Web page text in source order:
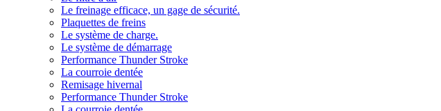
Le freinage efficace, un gage de sécurité.
Plaquettes de freins
Le système de charge.
Le système de démarrage
Performance Thunder Stroke
La courroie dentée
Remisage hivernal
Performance Thunder Stroke